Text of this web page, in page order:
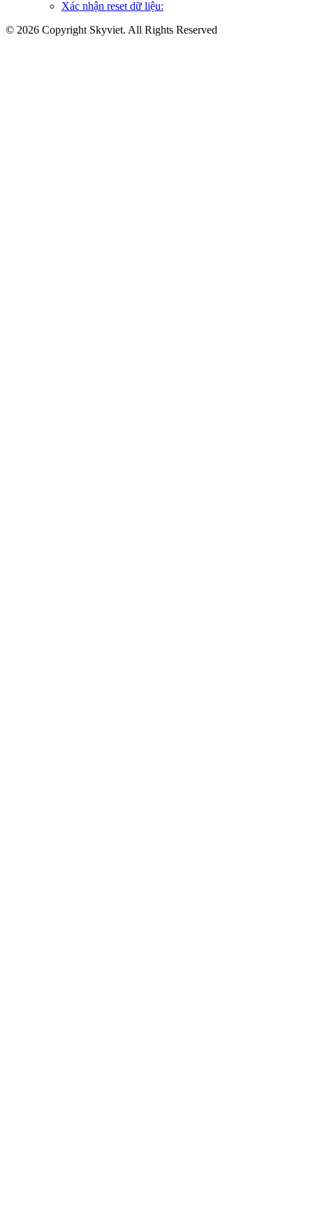
Xác nhận reset dữ liệu:
© 2026 Copyright Skyviet. All Rights Reserved